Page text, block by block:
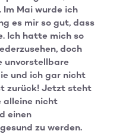
Mai wurde ich
es mir so gut, dass
Ich hatte mich so
doch
unvorstellbare
und ich gar nicht
zurück! Jetzt steht
alleine nicht
einen
zu werden.